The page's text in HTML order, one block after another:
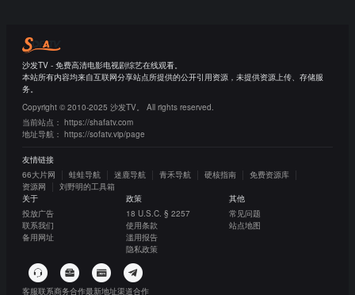
沙发TV - 免费高清电影电视剧综艺在线观看。
本站所有内容均来自互联网分享站点所提供的公开引用资源，未提供资源上传、存储服
务。
Copyright © 2010-2025 沙发TV。 All rights reserved.
当前站点： https://shafatv.com
地址导航： https://sofatv.vip/page
友情链接
66大片网
蛙蛙导航 迷鹿导航 青禾导航 硬核指南
免费资源库
资源网
刘野明的工具箱
关于
投放广告
联系我们
备用网址
政策
18 U.S.C. § 2257
使用条款
滥用报告
隐私政策
其他
常见问题
站点地图
客服联系商务合作最新地址渠道合作